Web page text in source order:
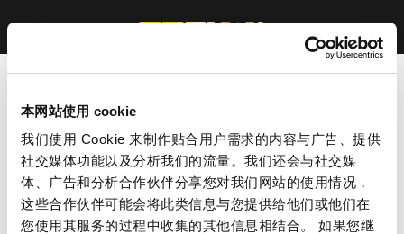
本网站使用 cookie
我们使用 Cookie 来制作贴合用户需求的内容与广告、提供
社交媒体功能以及分析我们的流量。我们还会与社交媒
体、广告和分析合作伙伴分享您对我们网站的使用情况，
这些合作伙伴可能会将此类信息与您提供给他们或他们在
您使用其服务的过程中收集的其他信息相结合。 如果您继